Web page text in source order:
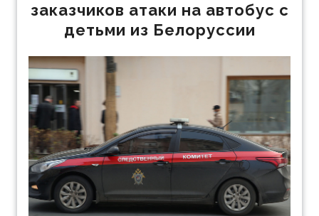
заказчиков атаки на автобус с
детьми из Белоруссии